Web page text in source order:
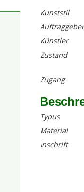
Kunststil
Auftraggeber
Künstler
Zustand
Zugang
Typus
Material
Inschrift